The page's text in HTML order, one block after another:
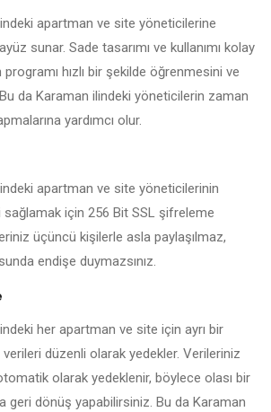
apartman ve site yöneticilerine
sunar. Sade tasarımı ve kullanımı kolay
hızlı bir şekilde öğrenmesini ve
Bu da Karaman ilindeki yöneticilerin zaman
yardımcı olur.
apartman ve site yöneticilerinin
sağlamak için 256 Bit SSL şifreleme
üçüncü kişilerle asla paylaşılmaz,
endişe duymazsınız.
her apartman ve site için ayrı bir
verileri düzenli olarak yedekler. Verileriniz
olarak yedeklenir, böylece olası bir
geri dönüş yapabilirsiniz. Bu da Karaman